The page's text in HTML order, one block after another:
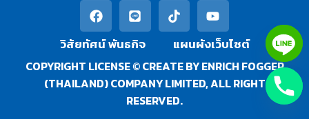
วิสัยทัศน์ พันธกิจ​ แผนผังเว็บไซต์
COPYRIGHT LICENSE © CREATE BY ENRICH FOGGER
(THAILAND) COMPANY LIMITED, ALL RIGHT
RESERVED.